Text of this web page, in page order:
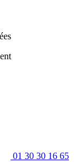
01 30 30 16 65